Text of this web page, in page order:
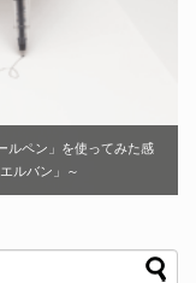
ルペン」を使ってみた感
ルバン」～